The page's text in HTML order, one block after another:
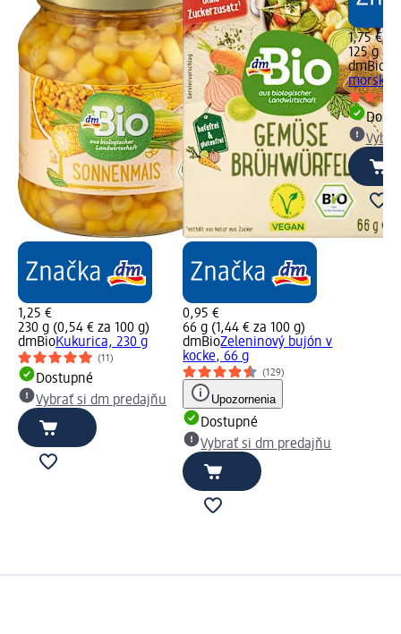
1,25 €
230 g (0,54 € za 100 g)
dmBioKukurica, 230 g
(11)
Dostupné
Vybrať si dm predajňu
0,95 €
66 g (1,44 € za 100 g)
dmBioZeleninový bujón v
kocke, 66 g
(129)
Upozornenia
Dostupné
Vybrať si dm predajňu
1,75 €
125 g
dmBio